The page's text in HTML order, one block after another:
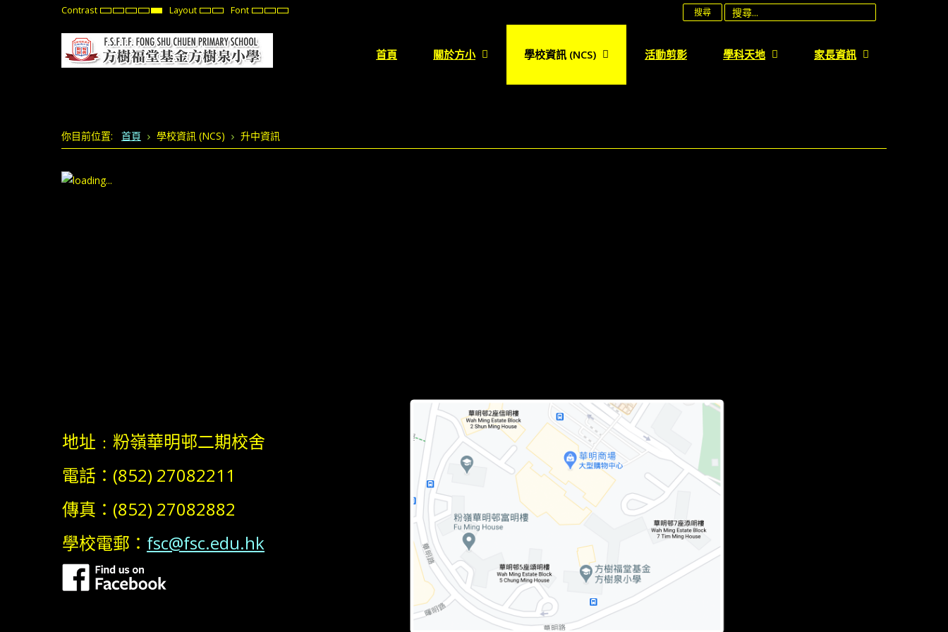
Contrast Default
NightHigh
Black
White
mode
High
Black
Yellow
mode
High
Yellow
Black
mode
Layout FixedWideFont Set
Font
Set
Font
Set 搜尋
首頁 關於方小 學校資訊 (NCS) 活動剪影 學科天地 家長資訊
你目前位置: 首頁 學校資訊 (NCS) 升中資訊
地址﹕粉嶺華明邨二期校舍
電話：(852) 27082211
傳真：(852) 27082882
學校電郵： fsc@fsc.edu.hk